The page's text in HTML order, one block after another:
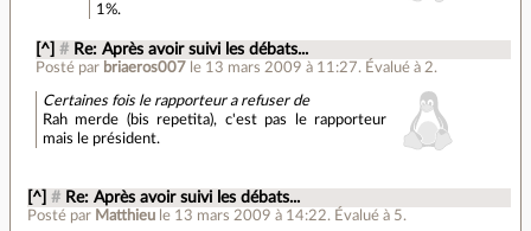
1%.
[^] # Re: Après avoir suivi les débats...
Posté par briaeros007 le 13 mars 2009 à 11:27. Évalué à 2.
Certaines fois le rapporteur a refuser de
Rah merde (bis repetita), c'est pas le rapporteur
mais le président.
[^] # Re: Après avoir suivi les débats...
Posté par Matthieu le 13 mars 2009 à 14:22. Évalué à 5.